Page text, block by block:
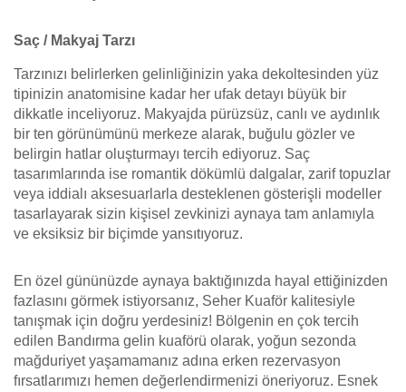
Saç / Makyaj Tarzı
Tarzınızı belirlerken gelinliğinizin yaka dekoltesinden yüz
tipinizin anatomisine kadar her ufak detayı büyük bir
dikkatle inceliyoruz. Makyajda pürüzsüz, canlı ve aydınlık
bir ten görünümünü merkeze alarak, buğulu gözler ve
belirgin hatlar oluşturmayı tercih ediyoruz. Saç
tasarımlarında ise romantik dökümlü dalgalar, zarif topuzlar
veya iddialı aksesuarlarla desteklenen gösterişli modeller
tasarlayarak sizin kişisel zevkinizi aynaya tam anlamıyla
ve eksiksiz bir biçimde yansıtıyoruz.
En özel gününüzde aynaya baktığınızda hayal ettiğinizden
fazlasını görmek istiyorsanız, Seher Kuaför kalitesiyle
tanışmak için doğru yerdesiniz! Bölgenin en çok tercih
edilen Bandırma gelin kuaförü olarak, yoğun sezonda
mağduriyet yaşamamanız adına erken rezervasyon
fırsatlarımızı hemen değerlendirmenizi öneriyoruz. Esnek